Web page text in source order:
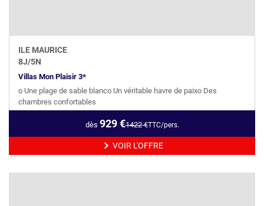
ILE MAURICE
8J/5N
Villas Mon Plaisir 3*
o Une plage de sable blanco Un véritable havre de paixo Des
chambres confortables
dès 929€1422€TTC/pers.
VOIR L'OFFRE